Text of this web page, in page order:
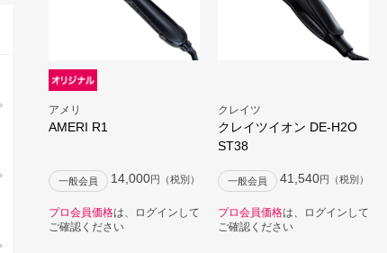
アメリ
AMERI R1
一般会員 14,000円（税別）
プロ会員価格は、ログインして
ご確認ください
クレイツ
クレイツイオン DE-H2O
ST38
一般会員 41,540円（税別）
プロ会員価格は、ログインして
ご確認ください